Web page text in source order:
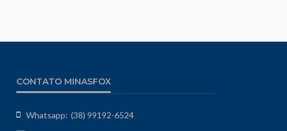
CONTATO MINASFOX
Whatsapp: (38) 99192-6524